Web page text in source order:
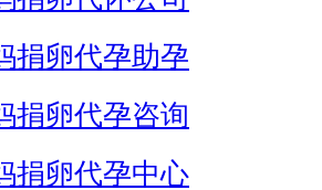
捐卵代孕助孕
捐卵代孕咨询
捐卵代孕中心